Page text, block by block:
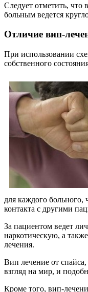
Следует отметить, что
больным ведется
Отличие вип-
При использовании
собственного
для каждого больного,
контакта с другими
За пациентом ведет
наркотическую, а
лечения.
Вип лечение от
взгляд на мир, и
Кроме того, вип-